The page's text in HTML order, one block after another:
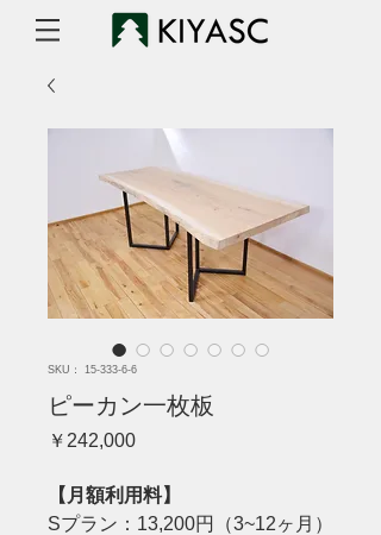
SKU： 15-333-6-6
ピーカン一枚板
￥242,000価
【月額利用料】
Sプラン：13,200円（3~12ヶ月）